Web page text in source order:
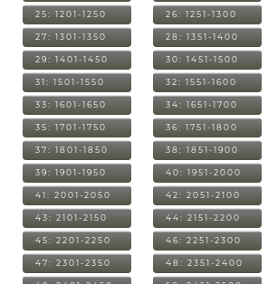
25: 1201-1250 26: 1251-1300
27: 1301-1350 28: 1351-1400
29: 1401-1450 30: 1451-1500
31: 1501-1550 32: 1551-1600
33: 1601-1650 34: 1651-1700
35: 1701-1750 36: 1751-1800
37: 1801-1850 38: 1851-1900
39: 1901-1950 40: 1951-2000
41: 2001-2050 42: 2051-2100
43: 2101-2150 44: 2151-2200
45: 2201-2250 46: 2251-2300
47: 2301-2350 48: 2351-2400